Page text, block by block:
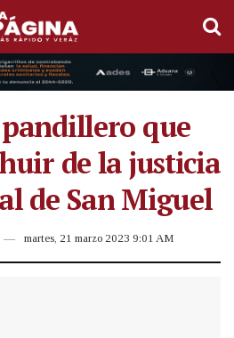
que
de la justicia
de San Miguel
martes, 21 marzo 2023 9:01 AM